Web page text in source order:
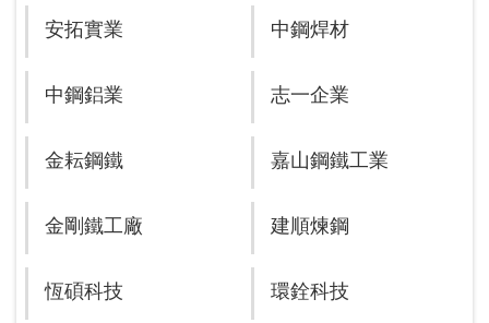
安拓實業 中鋼焊材
中鋼鋁業 志一企業
金耘鋼鐵 嘉山鋼鐵工業
金剛鐵工廠 建順煉鋼
恆碩科技 環銓科技